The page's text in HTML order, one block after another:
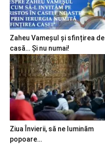
Zaheu Vameșul și sfințirea de
casă… Și nu numai!
Ziua Învierii, să ne luminăm
popoare…